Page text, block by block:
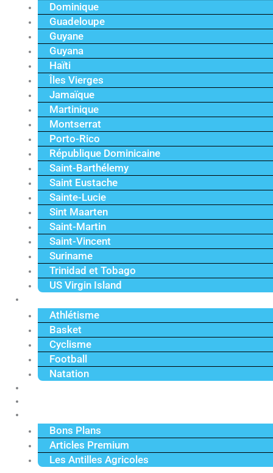
Dominique
Guadeloupe
Guyane
Guyana
Haïti
Îles Vierges
Jamaïque
Martinique
Montserrat
Porto-Rico
République Dominicaine
Saint-Barthélemy
Saint Eustache
Sainte-Lucie
Sint Maarten
Saint-Martin
Saint-Vincent
Suriname
Trinidad et Tobago
US Virgin Island
Athlétisme
Basket
Cyclisme
Football
Natation
Bons Plans
Articles Premium
Les Antilles Agricoles